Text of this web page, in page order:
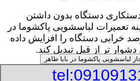
دستگاه بدون داشتن
تعمیرات لباسشویی پاکشوما در
خرابی دستگاه را افزایش داده
تر از قبل تبدیل کند.
لباسشویی پاکشوما در بابا طاهر